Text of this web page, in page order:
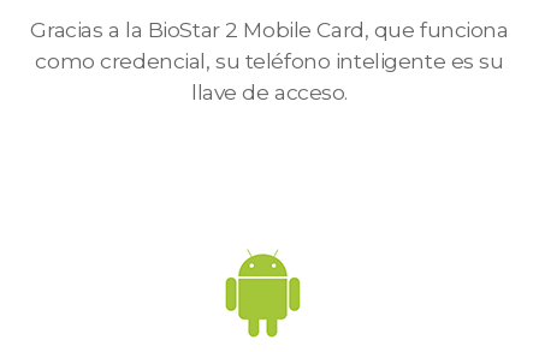
Gracias a la BioStar 2 Mobile Card, que funciona
como credencial, su teléfono inteligente es su
llave de acceso.